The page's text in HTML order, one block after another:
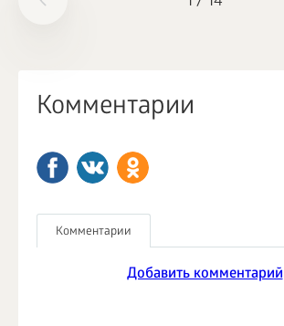
Комментарии
Комментарии
Добавить комментарий